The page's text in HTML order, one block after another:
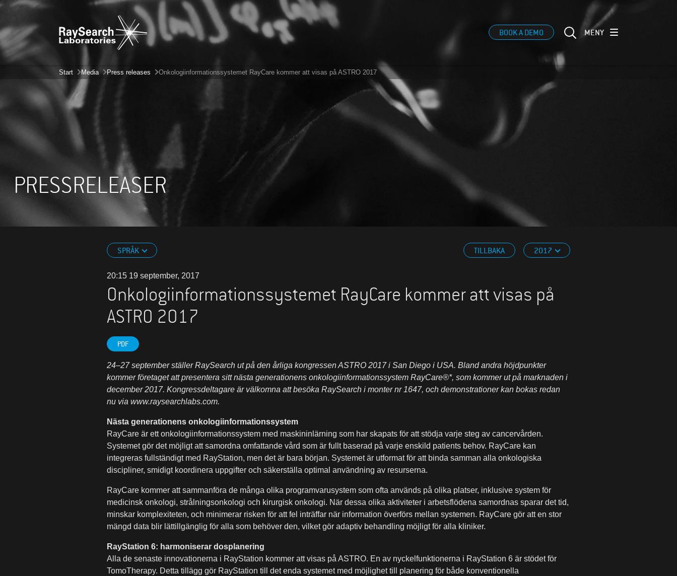
BOOK A DEMO MENY
Start Media Press releases Onkologiinformationssystemet RayCare kommer att visas på ASTRO 2017
PRESSRELEASER
SPRÅK TILLBAKA 2017
20:15 19 september, 2017
Onkologiinformationssystemet RayCare kommer att visas på
ASTRO 2017
PDF
24–27 september ställer RaySearch ut på den årliga kongressen ASTRO 2017 i San Diego i USA. Bland andra höjdpunkter
kommer företaget att presentera sitt nästa generationens onkologiinformationssystem RayCare®*, som kommer ut på marknaden i
december 2017. Kongressdeltagare är välkomna att besöka RaySearch i monter nr 1647, och demonstrationer kan bokas redan
nu via www.raysearchlabs.com.
Nästa generationens onkologiinformationssystem
RayCare är ett onkologiinformationssystem med maskininlärning som har skapats för att stödja varje steg av cancervården.
Systemet gör det möjligt att samordna omfattande vård som är fullt baserad på varje enskild patients behov. RayCare kan
integreras fullständigt med RayStation, men det är bara början. Systemet är utformat för att binda samman alla onkologiska
discipliner, smidigt koordinera uppgifter och säkerställa optimal användning av resurserna.
RayCare kommer att sammanföra de många olika programvarusystem som ofta används på olika platser, inklusive system för
medicinsk onkologi, strålningsonkologi och kirurgisk onkologi. När dessa olika aktiviteter i arbetsflödena samordnas sparar det tid,
minskar komplexiteten, och minimerar risken för att fel inträffar när information överförs mellan systemen. RayCare gör att en stor
mängd data blir lättillgänglig för alla som behöver den, vilket gör adaptiv behandling möjligt för alla kliniker.
RayStation 6: harmoniserar dosplanering
Alla de senaste innovationerna i RayStation kommer att visas på ASTRO. En av nyckelfunktionerna i RayStation 6 är stödet för
TomoTherapy. Detta tillägg gör RayStation till det enda systemet med möjlighet till planering för både konventionella